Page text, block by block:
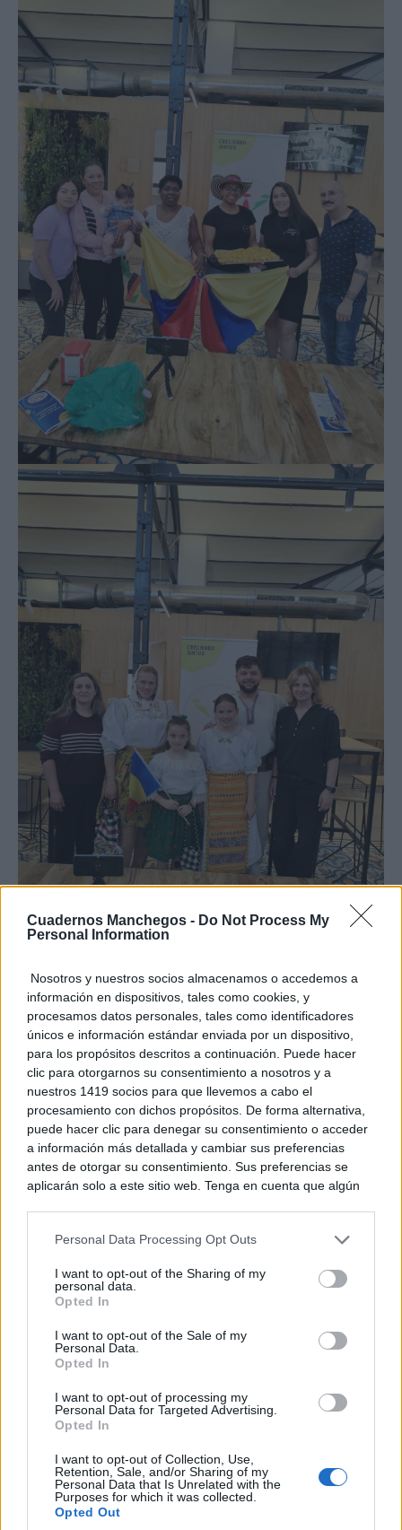
Cuadernos Manchegos - Do Not Process My
Personal Information
Nosotros y nuestros socios almacenamos o accedemos a
información en dispositivos, tales como cookies, y
procesamos datos personales, tales como identificadores
únicos e información estándar enviada por un dispositivo,
para los propósitos descritos a continuación. Puede hacer
clic para otorgarnos su consentimiento a nosotros y a
nuestros 1419 socios para que llevemos a cabo el
procesamiento con dichos propósitos. De forma alternativa,
puede hacer clic para denegar su consentimiento o acceder
a información más detallada y cambiar sus preferencias
antes de otorgar su consentimiento. Sus preferencias se
aplicarán solo a este sitio web. Tenga en cuenta que algún
rechazar tal procesamiento. Puede cambiar sus preferencias
a este sitio y haciendo clic en el botón "Privacidad" en la
parte inferior de la página web.
Please note that this website/app uses one or more Google
services and may gather and store information including but
not limited to your visit or usage behaviour. You may click to
use your data for below specified purposes in below Google
consent section.
Personal Data Processing Opt Outs
I want to opt-out of the Sharing of my
personal data.
Opted In
I want to opt-out of the Sale of my
Personal Data.
Opted In
I want to opt-out of processing my
Personal Data for Targeted Advertising.
Opted In
I want to opt-out of Collection, Use,
Retention, Sale, and/or Sharing of my
Personal Data that Is Unrelated with the
Purposes for which it was collected.
Opted Out